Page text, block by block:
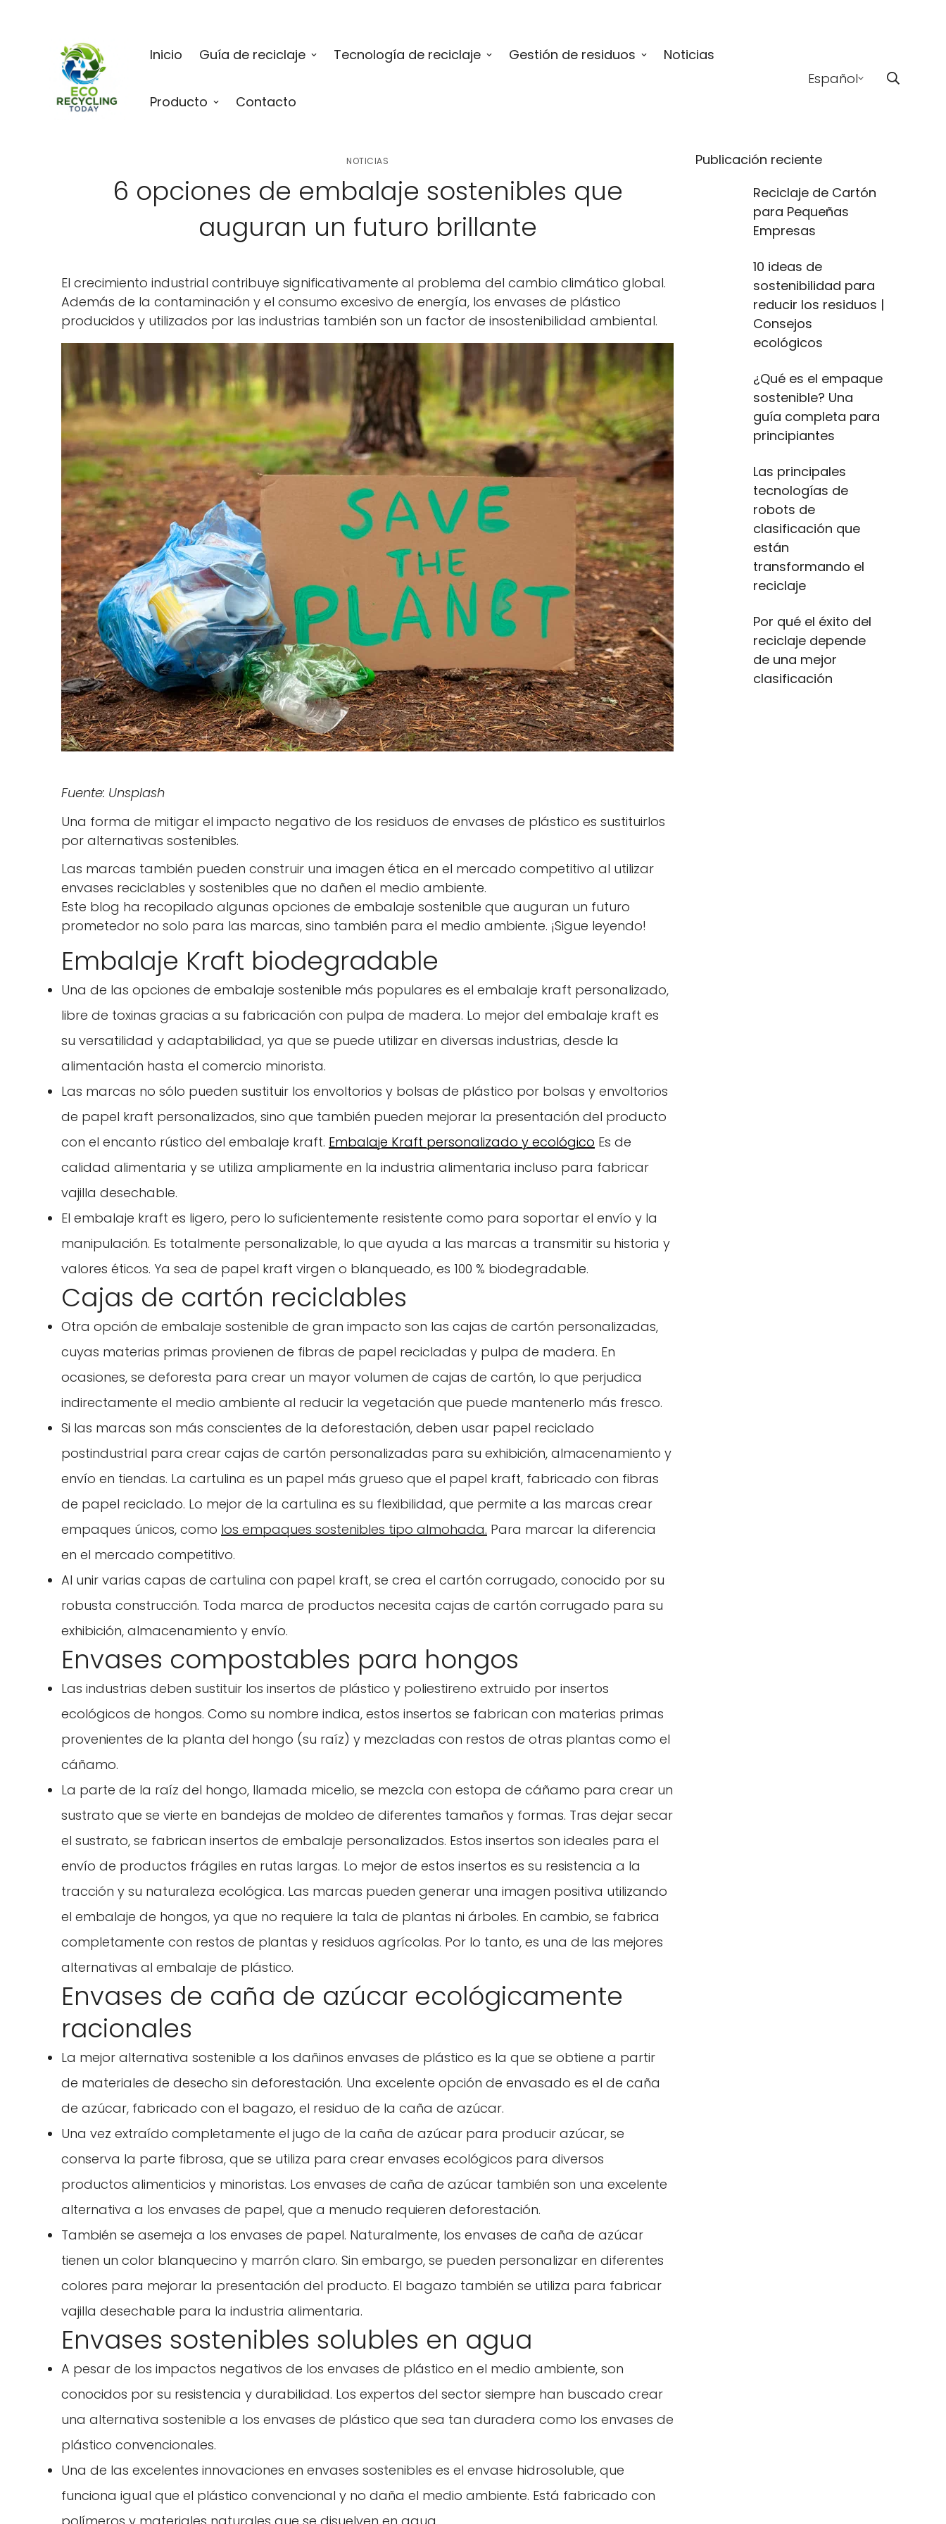
Inicio Guía de reciclaje Tecnología de reciclaje Gestión de residuos Noticias
Producto Contacto
Español
NOTICIAS
6 opciones de embalaje sostenibles que
auguran un futuro brillante
El crecimiento industrial contribuye significativamente al problema del cambio climático global.
Además de la contaminación y el consumo excesivo de energía, los envases de plástico
producidos y utilizados por las industrias también son un factor de insostenibilidad ambiental.
Fuente: Unsplash
Una forma de mitigar el impacto negativo de los residuos de envases de plástico es sustituirlos
por alternativas sostenibles.
Las marcas también pueden construir una imagen ética en el mercado competitivo al utilizar
envases reciclables y sostenibles que no dañen el medio ambiente.
Este blog ha recopilado algunas opciones de embalaje sostenible que auguran un futuro
prometedor no solo para las marcas, sino también para el medio ambiente. ¡Sigue leyendo!
Embalaje Kraft biodegradable
Una de las opciones de embalaje sostenible más populares es el embalaje kraft personalizado,
libre de toxinas gracias a su fabricación con pulpa de madera. Lo mejor del embalaje kraft es
su versatilidad y adaptabilidad, ya que se puede utilizar en diversas industrias, desde la
alimentación hasta el comercio minorista.
Las marcas no sólo pueden sustituir los envoltorios y bolsas de plástico por bolsas y envoltorios
de papel kraft personalizados, sino que también pueden mejorar la presentación del producto
con el encanto rústico del embalaje kraft. Embalaje Kraft personalizado y ecológico Es de
calidad alimentaria y se utiliza ampliamente en la industria alimentaria incluso para fabricar
vajilla desechable.
El embalaje kraft es ligero, pero lo suficientemente resistente como para soportar el envío y la
manipulación. Es totalmente personalizable, lo que ayuda a las marcas a transmitir su historia y
valores éticos. Ya sea de papel kraft virgen o blanqueado, es 100 % biodegradable.
Cajas de cartón reciclables
Otra opción de embalaje sostenible de gran impacto son las cajas de cartón personalizadas,
cuyas materias primas provienen de fibras de papel recicladas y pulpa de madera. En
ocasiones, se deforesta para crear un mayor volumen de cajas de cartón, lo que perjudica
indirectamente el medio ambiente al reducir la vegetación que puede mantenerlo más fresco.
Si las marcas son más conscientes de la deforestación, deben usar papel reciclado
postindustrial para crear cajas de cartón personalizadas para su exhibición, almacenamiento y
envío en tiendas. La cartulina es un papel más grueso que el papel kraft, fabricado con fibras
de papel reciclado. Lo mejor de la cartulina es su flexibilidad, que permite a las marcas crear
empaques únicos, como los empaques sostenibles tipo almohada. Para marcar la diferencia
en el mercado competitivo.
Al unir varias capas de cartulina con papel kraft, se crea el cartón corrugado, conocido por su
robusta construcción. Toda marca de productos necesita cajas de cartón corrugado para su
exhibición, almacenamiento y envío.
Envases compostables para hongos
Las industrias deben sustituir los insertos de plástico y poliestireno extruido por insertos
ecológicos de hongos. Como su nombre indica, estos insertos se fabrican con materias primas
provenientes de la planta del hongo (su raíz) y mezcladas con restos de otras plantas como el
cáñamo.
La parte de la raíz del hongo, llamada micelio, se mezcla con estopa de cáñamo para crear un
sustrato que se vierte en bandejas de moldeo de diferentes tamaños y formas. Tras dejar secar
el sustrato, se fabrican insertos de embalaje personalizados. Estos insertos son ideales para el
envío de productos frágiles en rutas largas. Lo mejor de estos insertos es su resistencia a la
tracción y su naturaleza ecológica. Las marcas pueden generar una imagen positiva utilizando
el embalaje de hongos, ya que no requiere la tala de plantas ni árboles. En cambio, se fabrica
completamente con restos de plantas y residuos agrícolas. Por lo tanto, es una de las mejores
alternativas al embalaje de plástico.
Envases de caña de azúcar ecológicamente
racionales
La mejor alternativa sostenible a los dañinos envases de plástico es la que se obtiene a partir
de materiales de desecho sin deforestación. Una excelente opción de envasado es el de caña
de azúcar, fabricado con el bagazo, el residuo de la caña de azúcar.
Una vez extraído completamente el jugo de la caña de azúcar para producir azúcar, se
conserva la parte fibrosa, que se utiliza para crear envases ecológicos para diversos
productos alimenticios y minoristas. Los envases de caña de azúcar también son una excelente
alternativa a los envases de papel, que a menudo requieren deforestación.
También se asemeja a los envases de papel. Naturalmente, los envases de caña de azúcar
tienen un color blanquecino y marrón claro. Sin embargo, se pueden personalizar en diferentes
colores para mejorar la presentación del producto. El bagazo también se utiliza para fabricar
vajilla desechable para la industria alimentaria.
Envases sostenibles solubles en agua
A pesar de los impactos negativos de los envases de plástico en el medio ambiente, son
conocidos por su resistencia y durabilidad. Los expertos del sector siempre han buscado crear
una alternativa sostenible a los envases de plástico que sea tan duradera como los envases de
plástico convencionales.
Una de las excelentes innovaciones en envases sostenibles es el envase hidrosoluble, que
funciona igual que el plástico convencional y no daña el medio ambiente. Está fabricado con
polímeros y materiales naturales que se disuelven en agua.
Publicación reciente
Reciclaje de Cartón
para Pequeñas
Empresas
10 ideas de
sostenibilidad para
reducir los residuos |
Consejos
ecológicos
¿Qué es el empaque
sostenible? Una
guía completa para
principiantes
Las principales
tecnologías de
robots de
clasificación que
están
transformando el
reciclaje
Por qué el éxito del
reciclaje depende
de una mejor
clasificación
Confirma tu edad
¿Tienes 18 años o más?
No, no lo soy. Sí, lo soy